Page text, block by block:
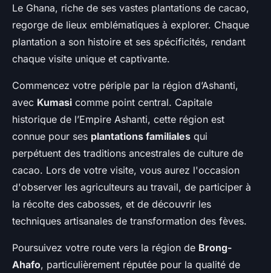
Le Ghana, riche de ses vastes plantations de cacao,
regorge de lieux emblématiques à explorer. Chaque
plantation a son histoire et ses spécificités, rendant
chaque visite unique et captivante.
Commencez votre périple par la région d’Ashanti,
avec Kumasi comme point central. Capitale
historique de l’Empire Ashanti, cette région est
connue pour ses plantations familiales qui
perpétuent des traditions ancestrales de culture de
cacao. Lors de votre visite, vous aurez l'occasion
d'observer les agriculteurs au travail, de participer à
la récolte des cabosses, et de découvrir les
techniques artisanales de transformation des fèves.
Poursuivez votre route vers la région de Brong-
Ahafo, particulièrement réputée pour la qualité de